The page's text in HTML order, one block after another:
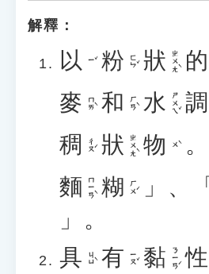
解釋：
以 ㄧˇ 粉 ㄈㄣˇ 狀 ㄓㄨㄤˋ 的
麥 ㄇㄞˋ 和 ㄏㄢˋ 水 ㄕㄨㄟˇ 調
稠 ㄔㄡˊ 狀 ㄓㄨㄤˋ 物 ㄨˋ 。
麵 ㄇㄧㄢˋ 糊 ㄏㄨˊ 」、「
」。
具 ㄐㄩˋ 有 ㄧㄡˇ 黏 ㄋㄧㄢˊ 性